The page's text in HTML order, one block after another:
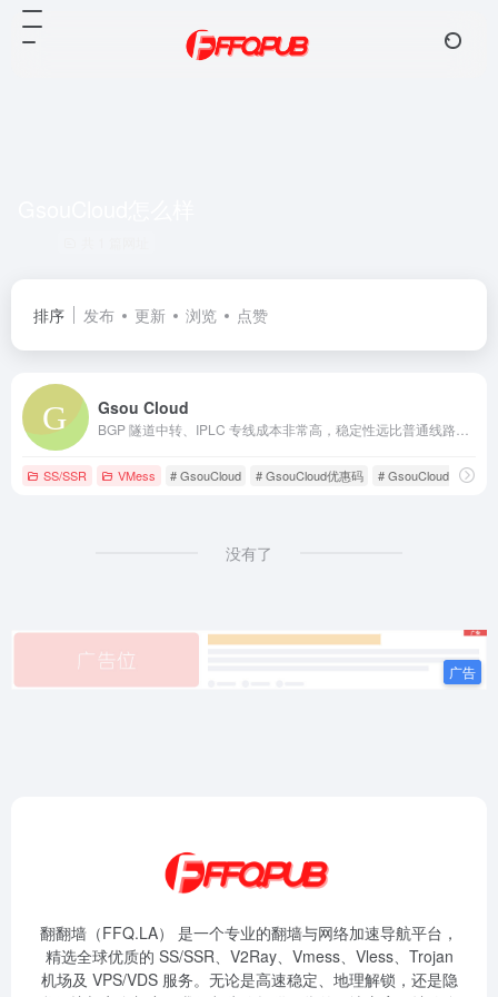
排序 发布 更新 浏览 点赞
Gsou Cloud
SS/SSR VMess # GsouCloud # GsouCloud优惠码 # GsouCloud怎么样
没有了
翻翻墙（FFQ.LA） 是一个专业的翻墙与网络加速导航平台，
精选全球优质的 SS/SSR、V2Ray、Vmess、Vless、Trojan
机场及 VPS/VDS 服务。无论是高速稳定、地理解锁，还是隐